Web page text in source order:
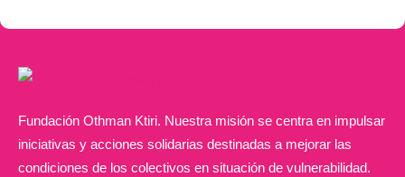
Fundación Othman Ktiri. Nuestra misión se centra en impulsar
iniciativas y acciones solidarias destinadas a mejorar las
condiciones de los colectivos en situación de vulnerabilidad.